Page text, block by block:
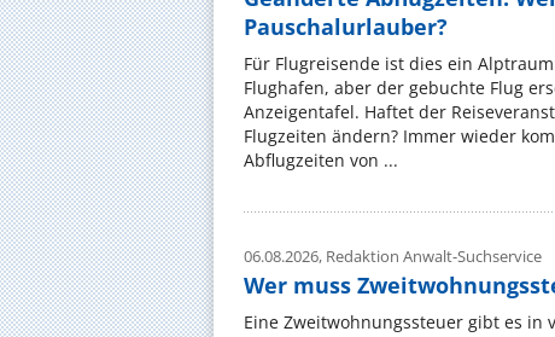
Pauschalurlauber?
Für Flugreisende ist dies ein
Flughafen, aber der gebuchte Flug
Anzeigentafel. Haftet der
Flugzeiten ändern? Immer wieder
Abflugzeiten von ...
06.08.2026, Redaktion Anwalt-Suchservice
Wer muss
Eine Zweitwohnungssteuer gibt es in